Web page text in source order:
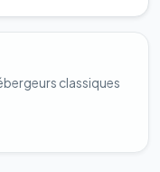
classiques